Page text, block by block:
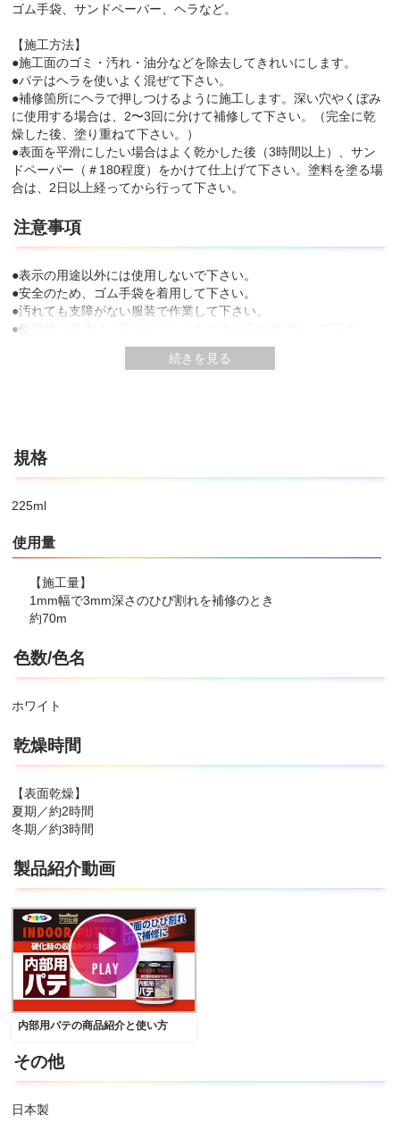
ゴム手袋、サンドペーパー、ヘラなど。
【施工方法】
●施工面のゴミ・汚れ・油分などを除去してきれいにします。
●パテはヘラを使いよく混ぜて下さい。
●補修箇所にヘラで押しつけるように施工します。深い穴やくぼみ
に使用する場合は、2〜3回に分けて補修して下さい。（完全に乾
燥した後、塗り重ねて下さい。）
●表面を平滑にしたい場合はよく乾かした後（3時間以上）、サン
ドペーパー（＃180程度）をかけて仕上げて下さい。塗料を塗る場
合は、2日以上経ってから行って下さい。
注意事項
●表示の用途以外には使用しないで下さい。
●安全のため、ゴム手袋を着用して下さい。
●汚れても支障がない服装で作業して下さい。
●使用後の用具は、固まらないうちに水か石鹸水で洗って下さい。
●使用後は、フタをして密封し、直射日光を避けて保管し、できる
だけ早く使いきって下さい。
●硬化時間、施工量は、施工条件・素材・気象条件などにより、多
続きを見る
規格
225ml
使用量
【施工量】
1mm幅で3mm深さのひび割れを補修のとき
約70m
色数/色名
ホワイト
乾燥時間
【表面乾燥】
夏期／約2時間
冬期／約3時間
製品紹介動画
内部用パテの商品紹介と使い方
その他
日本製